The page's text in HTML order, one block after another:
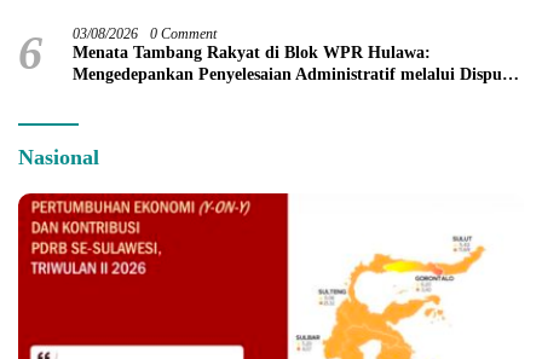
6 03/08/2026 0 Comment
Menata Tambang Rakyat di Blok WPR Hulawa:
Mengedepankan Penyelesaian Administratif melalui Dispute
Nasional